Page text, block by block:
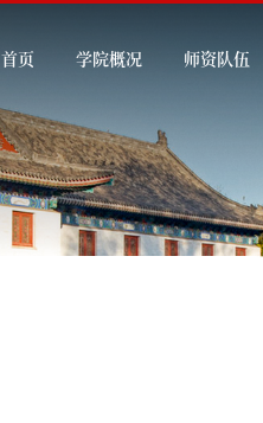
首页 学院概况 师资队伍